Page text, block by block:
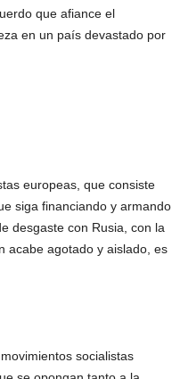
que afiance el
en un país devastado por
europeas, que consiste
siga financiando y armando
desgaste con Rusia, con la
acabe agotado y aislado, es
socialistas